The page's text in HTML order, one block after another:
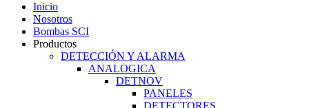
Inicio
Nosotros
Bombas SCI
Productos
DETECCIÓN Y ALARMA
ANALOGICA
DETNOV
PANELES
DETECTORES